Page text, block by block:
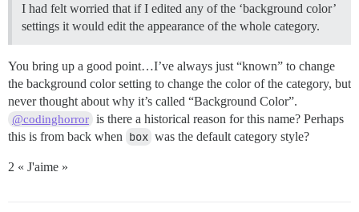
I had felt worried that if I edited any of the ‘background color’
settings it would edit the appearance of the whole category.
You bring up a good point…I’ve always just “known” to change
the background color setting to change the color of the category, but
never thought about why it’s called “Background Color”.
@codinghorror is there a historical reason for this name? Perhaps
this is from back when box was the default category style?
2 « J'aime »